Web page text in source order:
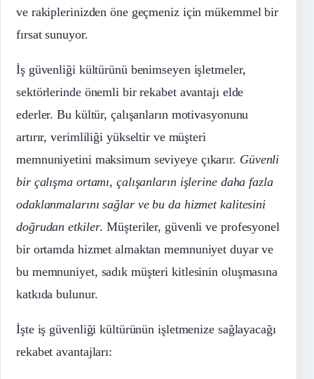
ve rakiplerinizden öne geçmeniz için mükemmel bir
fırsat sunuyor.
İş güvenliği kültürünü benimseyen işletmeler,
sektörlerinde önemli bir rekabet avantajı elde
ederler. Bu kültür, çalışanların motivasyonunu
artırır, verimliliği yükseltir ve müşteri
memnuniyetini maksimum seviyeye çıkarır. Güvenli
bir çalışma ortamı, çalışanların işlerine daha fazla
odaklanmalarını sağlar ve bu da hizmet kalitesini
doğrudan etkiler. Müşteriler, güvenli ve profesyonel
bir ortamda hizmet almaktan memnuniyet duyar ve
bu memnuniyet, sadık müşteri kitlesinin oluşmasına
katkıda bulunur.
İşte iş güvenliği kültürünün işletmenize sağlayacağı
rekabet avantajları: